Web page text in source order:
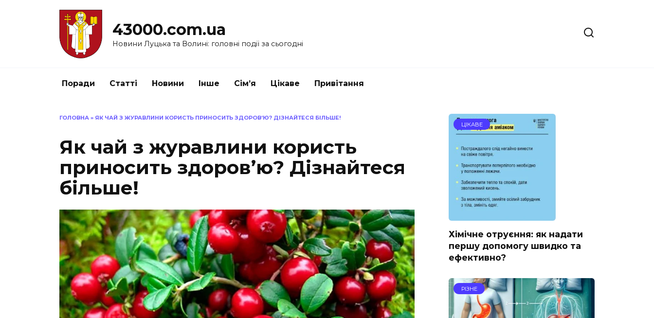
43000.com.ua
Новини Луцька та Волині: головні події за сьогодні
Поради Статті Новини Інше Сім’я Цікаве Привітання
ГОЛОВНА » ЯК ЧАЙ З ЖУРАВЛИНИ КОРИСТЬ ПРИНОСИТЬ ЗДОРОВ’Ю? ДІЗНАЙТЕСЯ БІЛЬШЕ!
Як чай з журавлини користь
приносить здоров’ю? Дізнайтеся
більше!
ЦІКАВЕ
Хімічне отруєння: як надати
першу допомогу швидко та
ефективно?
РІЗНЕ